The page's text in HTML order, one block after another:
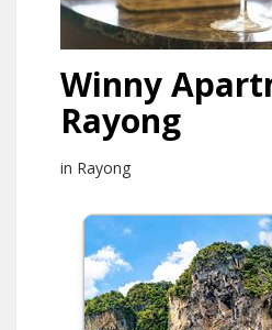
Winny
Rayong
in Rayong